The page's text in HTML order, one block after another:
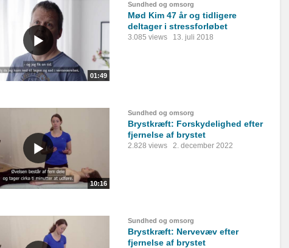
01:49
Sundhed og omsorg
Mød Kim 47 år og tidligere
deltager i stressforløbet
3.085 views 13. juli 2018
10:16
Sundhed og omsorg
Brystkræft: Forskydelighed efter
fjernelse af brystet
2.828 views 2. december 2022
Sundhed og omsorg
Brystkræft: Nervevæv efter
fjernelse af brystet